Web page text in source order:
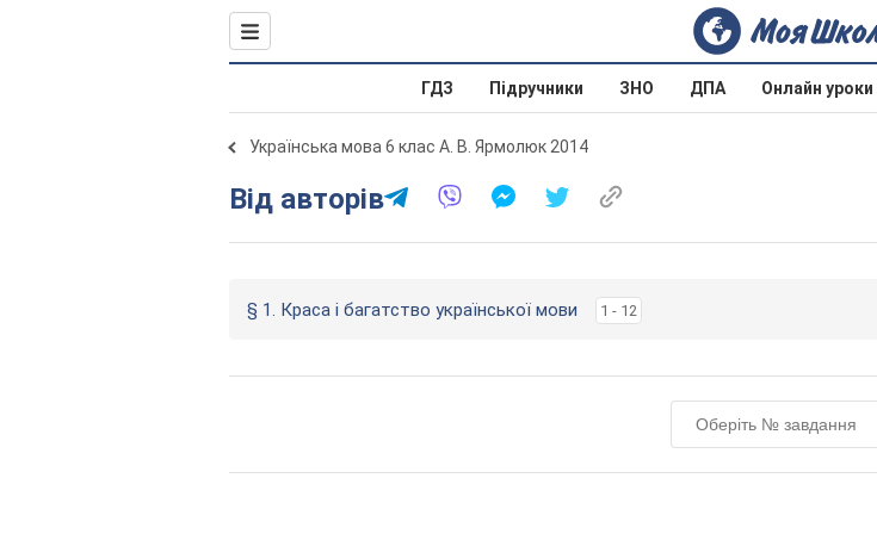
ГДЗ Підручники ЗНО ДПА Онлайн уроки
Українська мова 6 клас А. В. Ярмолюк 2014
Від авторів
§ 1. Краса і багатство української мови 1 - 12